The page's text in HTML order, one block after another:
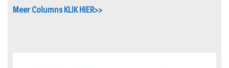
Meer Columns KLIK HIER>>